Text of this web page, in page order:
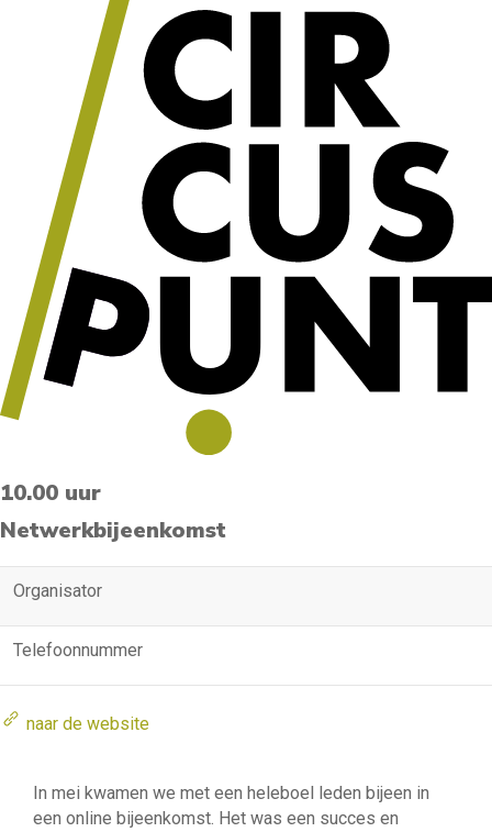
10.00 uur
Netwerkbijeenkomst
Organisator
Telefoonnummer
naar de website
In mei kwamen we met een heleboel leden bijeen in
een online bijeenkomst. Het was een succes en